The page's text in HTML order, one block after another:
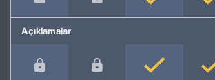
Açıklamalar